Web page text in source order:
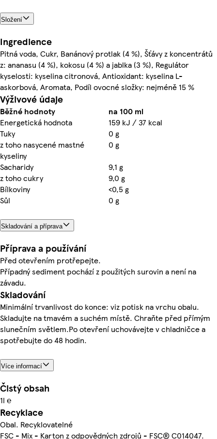
Složení
Ingredience
Pitná voda, Cukr, Banánový protlak (4 %), Šťávy z koncentrátů
z: ananasu (4 %), kokosu (4 %) a jablka (3 %), Regulátor
kyselosti: kyselina citronová, Antioxidant: kyselina L-
askorbová, Aromata, Podíl ovocné složky: nejméně 15 %
Výživové údaje
Běžné hodnoty
na 100 ml
Energetická hodnota
159 kJ / 37 kcal
Tuky
0 g
z toho nasycené mastné
kyseliny
0 g
Sacharidy
9,1 g
z toho cukry
9,0 g
Bílkoviny
<0,5 g
Sůl
0 g
Skladování a příprava
Příprava a používání
Před otevřením protřepejte.
Případný sediment pochází z použitých surovin a není na
závadu.
Skladování
Minimální trvanlivost do konce: viz potisk na vrchu obalu.
Skladujte na tmavém a suchém místě. Chraňte před přímým
slunečním světlem.Po otevření uchovávejte v chladničce a
spotřebujte do 48 hodin.
Více informací
Čistý obsah
1l ℮
Recyklace
Obal. Recyklovatelné
FSC - Mix - Karton z odpovědných zdrojů - FSC® C014047.